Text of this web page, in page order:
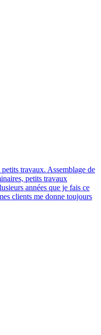
travaux. Assemblage de
petits travaux
années que je fais ce
clients me donne toujours